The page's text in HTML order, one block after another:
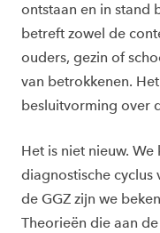
ontstaan en in stand
betreft zowel de
ouders, gezin of
van betrokkenen.
besluitvorming over
Het is niet nieuw.
diagnostische cyclus
de GGZ zijn we
Theorieën die aan